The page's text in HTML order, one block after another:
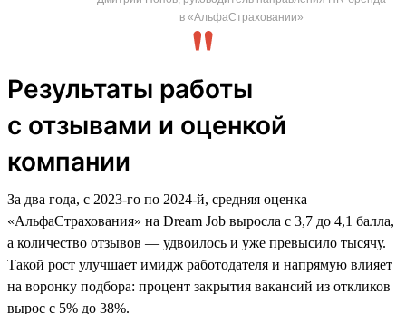
в «АльфаСтраховании»
Результаты работы
с отзывами и оценкой
компании
За два года, с 2023-го по 2024-й, средняя оценка
«АльфаСтрахования» на Dream Job выросла с 3,7 до 4,1 балла,
а количество отзывов — удвоилось и уже превысило тысячу.
Такой рост улучшает имидж работодателя и напрямую влияет
на воронку подбора: процент закрытия вакансий из откликов
вырос с 5% до 38%.